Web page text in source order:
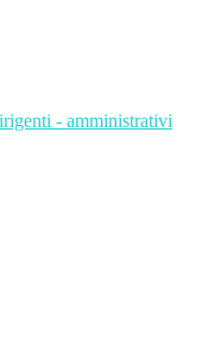
- amministrativi